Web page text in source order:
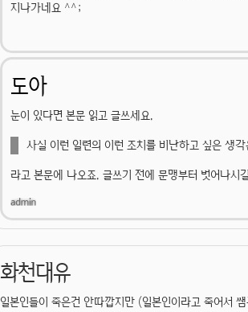
지나가네요 ^^;
도아
눈이 있다면 본문 읽고 글쓰세요.
사실 이런 일련의 이런 조치를 비난하고 싶은 생
라고 본문에 나오죠. 글쓰기 전에 문맹부터 벗어나시
화천대유
일본인들이 죽은건 안따깝지만 (일본인이라고 죽어서